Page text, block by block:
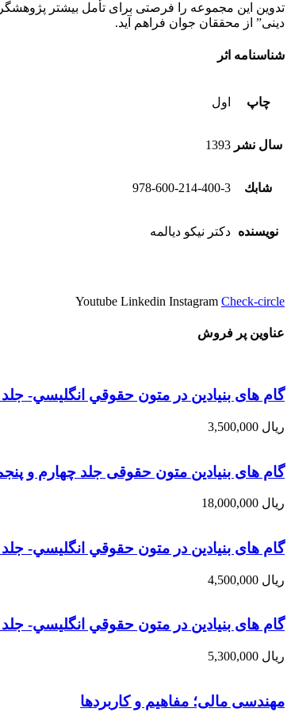
تدوین این مجموعه را فرصتی برای تأمل بیشتر
دینی” از محققان‌ جوان‌ فراهم آید.
شناسنامه اثر
چاپ اول
سال نشر 1393
شابك 978-600-214-400-3
نویسنده دكتر نيكو ديالمه
Youtube Linkedin Instagram Check-circle
عناوین پر فروش
گام های بنیادین در متون حقوقي انگليسي-
ریال
گام های بنیادین متون حقوقی جلد چهارم و
ریال
گام های بنیادین در متون حقوقي انگليسي-
ریال
گام های بنیادین در متون حقوقي انگليسي-
ریال
مهندسی مالی؛ مفاهیم و کاربردها